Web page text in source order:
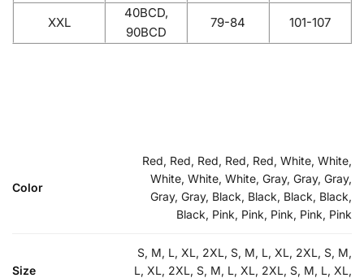
XXL
40BCD,
90BCD
79-84 101-107
Color
Red, Red, Red, Red, Red, White, White,
White, White, White, Gray, Gray, Gray,
Gray, Gray, Black, Black, Black, Black,
Black, Pink, Pink, Pink, Pink, Pink
Size
S, M, L, XL, 2XL, S, M, L, XL, 2XL, S, M,
L, XL, 2XL, S, M, L, XL, 2XL, S, M, L, XL,